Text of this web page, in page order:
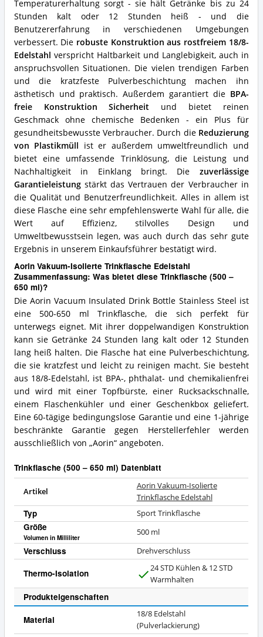
Temperaturerhaltung sorgt - sie hält Getränke bis zu 24
Stunden kalt oder 12 Stunden heiß - und die
Benutzererfahrung in verschiedenen Umgebungen
verbessert. Die robuste Konstruktion aus rostfreiem 18/8-
Edelstahl verspricht Haltbarkeit und Langlebigkeit, auch in
anspruchsvollen Situationen. Die vielen trendigen Farben
und die kratzfeste Pulverbeschichtung machen ihn
ästhetisch und praktisch. Außerdem garantiert die BPA-
freie Konstruktion Sicherheit und bietet reinen
Geschmack ohne chemische Bedenken - ein Plus für
gesundheitsbewusste Verbraucher. Durch die Reduzierung
von Plastikmüll ist er außerdem umweltfreundlich und
bietet eine umfassende Trinklösung, die Leistung und
Nachhaltigkeit in Einklang bringt. Die zuverlässige
Garantieleistungstärkt das Vertrauen der Verbraucher in
die Qualität und Benutzerfreundlichkeit. Alles in allem ist
diese Flasche eine sehr empfehlenswerte Wahl für alle, die
Wert auf Effizienz, stilvolles Design und
Umweltbewusstsein legen, was auch durch das sehr gute
Ergebnis in unserem Einkaufsführer bestätigt wird.
Aorin Vakuum-Isolierte Trinkflasche Edelstahl
Zusammenfassung: Was bietet diese Trinkflasche (500 –
650 ml)?
Die Aorin Vacuum Insulated Drink Bottle Stainless Steel ist
eine 500-650 ml Trinkflasche, die sich perfekt für
unterwegs eignet. Mit ihrer doppelwandigen Konstruktion
kann sie Getränke 24 Stunden lang kalt oder 12 Stunden
lang heiß halten. Die Flasche hat eine Pulverbeschichtung,
die sie kratzfest und leicht zu reinigen macht. Sie besteht
aus 18/8-Edelstahl, ist BPA-, phthalat- und chemikalienfrei
und wird mit einer Topfbürste, einer Rucksackschnalle,
einem Flaschenkühler und einer Geschenkbox geliefert.
Eine 60-tägige bedingungslose Garantie und eine 1-jährige
beschränkte Garantie gegen Herstellerfehler werden
ausschließlich von „Aorin“ angeboten.
Trinkflasche (500 – 650 ml) Datenblatt
Artikel
Aorin Vakuum-Isolierte
Trinkflasche Edelstahl
Typ Sport Trinkflasche
Größe
Volumen in Milliliter
500 ml
Verschluss Drehverschluss
Thermo-Isolation
a
24 STD Kühlen & 12 STD
Warmhalten
Produkteigenschaften
Material
18/8 Edelstahl
(Pulverlackierung)